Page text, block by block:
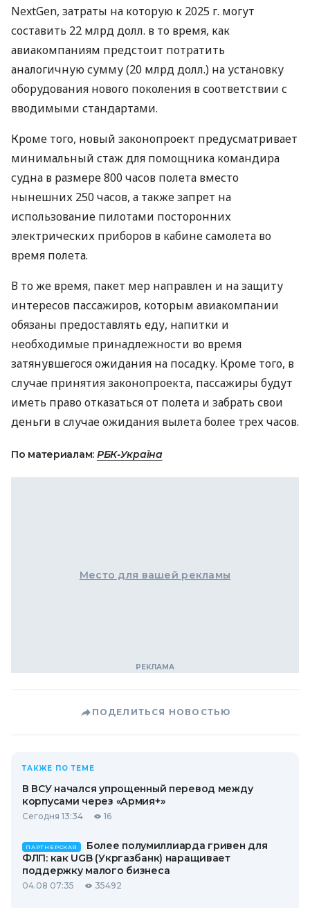
NextGen, затраты на которую к 2025 г. могут
составить 22 млрд долл. в то время, как
авиакомпаниям предстоит потратить
аналогичную сумму (20 млрд долл.) на установку
оборудования нового поколения в соответствии с
вводимыми стандартами.
Кроме того, новый законопроект предусматривает
минимальный стаж для помощника командира
судна в размере 800 часов полета вместо
нынешних 250 часов, а также запрет на
использование пилотами посторонних
электрических приборов в кабине самолета во
время полета.
В то же время, пакет мер направлен и на защиту
интересов пассажиров, которым авиакомпании
обязаны предоставлять еду, напитки и
необходимые принадлежности во время
затянувшегося ожидания на посадку. Кроме того, в
случае принятия законопроекта, пассажиры будут
иметь право отказаться от полета и забрать свои
деньги в случае ожидания вылета более трех часов.
По материалам: РБК-Україна
Место для вашей рекламы
ПОДЕЛИТЬСЯ НОВОСТЬЮ
ТАКЖЕ ПО ТЕМЕ
В ВСУ начался упрощенный перевод между
корпусами через «Армия+»
Сегодня 13:34 16
ПАРТНЕРСКАЯ
Более полумиллиарда гривен для
ФЛП: как UGB (Укргазбанк) наращивает
поддержку малого бизнеса
04.08 07:35 35492